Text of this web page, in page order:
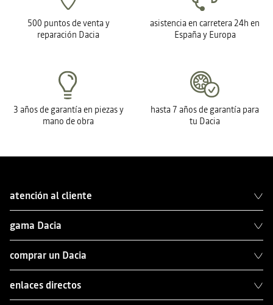
500 puntos de venta y
reparación Dacia
asistencia en carretera 24h en
España y Europa
3 años de garantía en piezas y
mano de obra
hasta 7 años de garantía para
tu Dacia
atención al cliente
gama Dacia
comprar un Dacia
enlaces directos